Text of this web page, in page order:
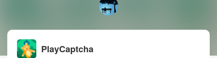
PlayCaptcha